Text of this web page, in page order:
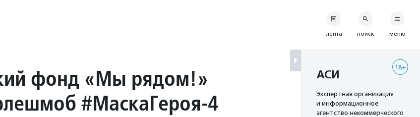
фонд «Мы рядом!»
#МаскаГероя-4
лента поиск меню
18+
АСИ
Экспертная организация
и информационное
агентство некоммерческого